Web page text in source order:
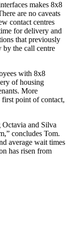
makes 8x8
are no caveats
contact centres
for delivery and
that previously
by the call centre
with 8x8
of housing
More
first point of contact,
Octavia and Silva
concludes Tom.
average wait times
has risen from